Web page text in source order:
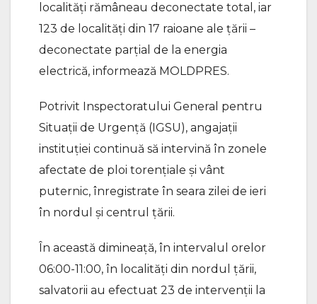
localități rămâneau deconectate total, iar
123 de localități din 17 raioane ale țării –
deconectate parțial de la energia
electrică, informează MOLDPRES.
Potrivit Inspectoratului General pentru
Situații de Urgență (IGSU), angajații
instituției continuă să intervină în zonele
afectate de ploi torențiale și vânt
puternic, înregistrate în seara zilei de ieri
în nordul și centrul țării.
În această dimineață, în intervalul orelor
06:00-11:00, în localități din nordul țării,
salvatorii au efectuat 23 de intervenții la